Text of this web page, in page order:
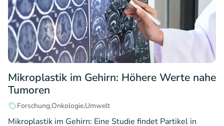
Mikroplastik im Gehirn: Höhere Werte nahe
Tumoren
ForschungOnkologieUmwelt
Mikroplastik im Gehirn: Eine Studie findet Partikel in